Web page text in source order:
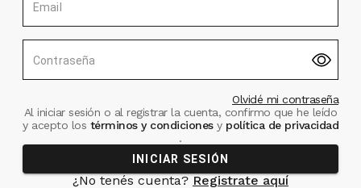
Email
Contraseña
Olvidé mi contraseña
Al iniciar sesión o al registrar la cuenta, confirmo que he leído
y acepto los términos y condiciones ypolítica de privacidad
.
INICIAR SESIÓN
¿No tenés cuenta? Registrate aquí